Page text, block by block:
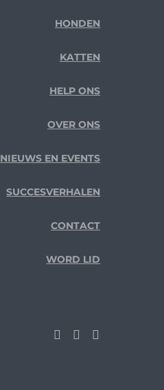
HONDEN
KATTEN
HELP ONS
OVER ONS
NIEUWS EN EVENTS
SUCCESVERHALEN
CONTACT
WORD LID